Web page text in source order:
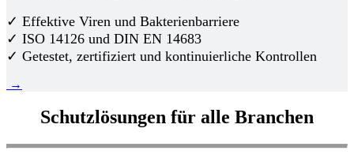
✓ Effektive Viren und Bakterienbarriere
✓ ISO 14126 und DIN EN 14683
✓ Getestet, zertifiziert und kontinuierliche Kontrollen
→
Schutzlösungen für alle Branchen